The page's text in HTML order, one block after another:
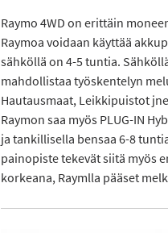
Raymo 4WD on erittäin
Raymoa voidaan käyttää
sähköllä on 4-5 tuntia.
mahdollistaa työskentelyn
Hautausmaat, Leikkipuistot
Raymon saa myös PLUG-IN
ja tankillisella bensaa 6-8
painopiste tekevät siitä myös
korkeana, Raymlla pääset